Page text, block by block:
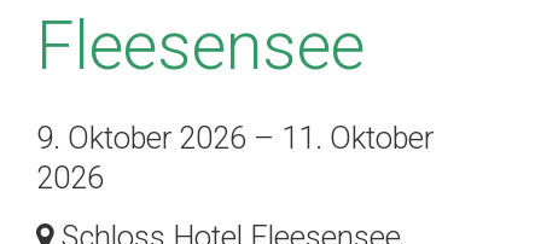
Fleesensee
9. Oktober 2026 – 11. Oktober
2026
Schloss Hotel Fleesensee,